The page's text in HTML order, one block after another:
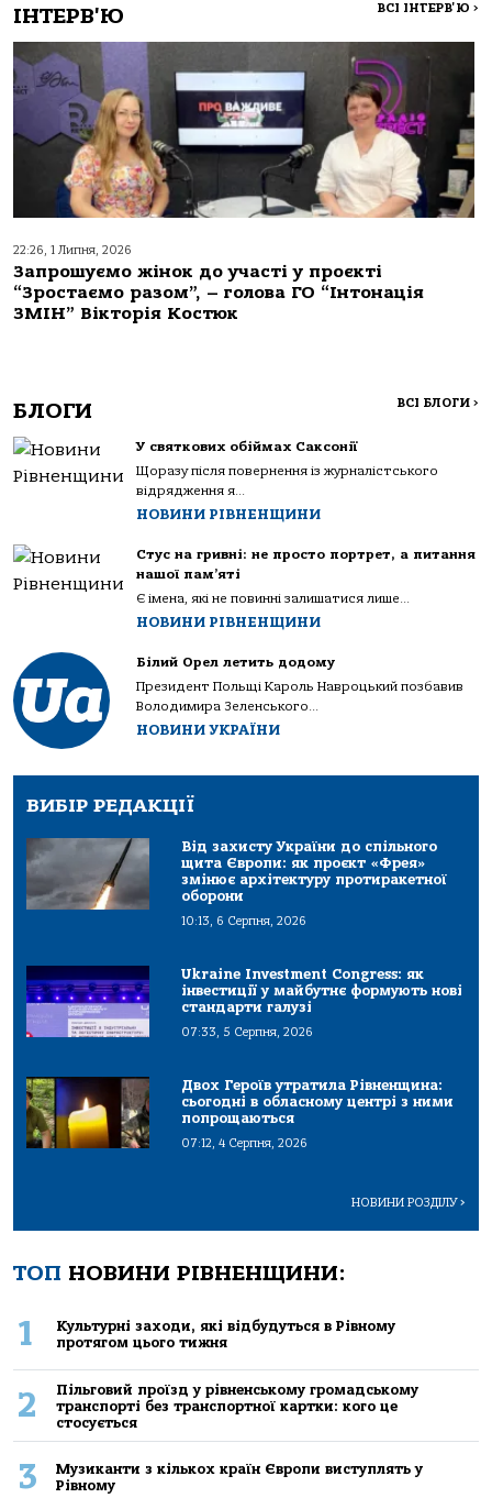
ІНТЕРВ'Ю ВСІ ІНТЕРВ'Ю >
22:26, 1 Липня, 2026
Запрошуємо жінок до участі у проєкті
“Зростаємо разом”, – голова ГО “Інтонація
ЗМІН” Вікторія Костюк
БЛОГИ ВСІ БЛОГИ >
У святкових обіймах Саксонії
Щоразу після повернення із журналістського
відрядження я...
НОВИНИ РІВНЕНЩИНИ
Стус на гривні: не просто портрет, а питання
нашої пам’яті
Є імена, які не повинні залишатися лише...
НОВИНИ РІВНЕНЩИНИ
Білий Орел летить додому
Президент Польщі Кароль Навроцький позбавив
Володимира Зеленського...
НОВИНИ УКРАЇНИ
ВИБІР РЕДАКЦІЇ
Від захисту України до спільного
щита Європи: як проєкт «Фрея»
змінює архітектуру протиракетної
оборони
10:13, 6 Серпня, 2026
Ukraine Investment Congress: як
інвестиції у майбутнє формують нові
стандарти галузі
07:33, 5 Серпня, 2026
Двох Героїв утратила Рівненщина:
сьогодні в обласному центрі з ними
попрощаються
07:12, 4 Серпня, 2026
НОВИНИ РОЗДІЛУ>
ТОП НОВИНИ РІВНЕНЩИНИ:
1
Культурні заходи, які відбудуться в Рівному
протягом цього тижня
2
Пільговий проїзд у рівненському громадському
транспорті без транспортної картки: кого це
стосується
3
Музиканти з кількох країн Європи виступлять у
Рівному